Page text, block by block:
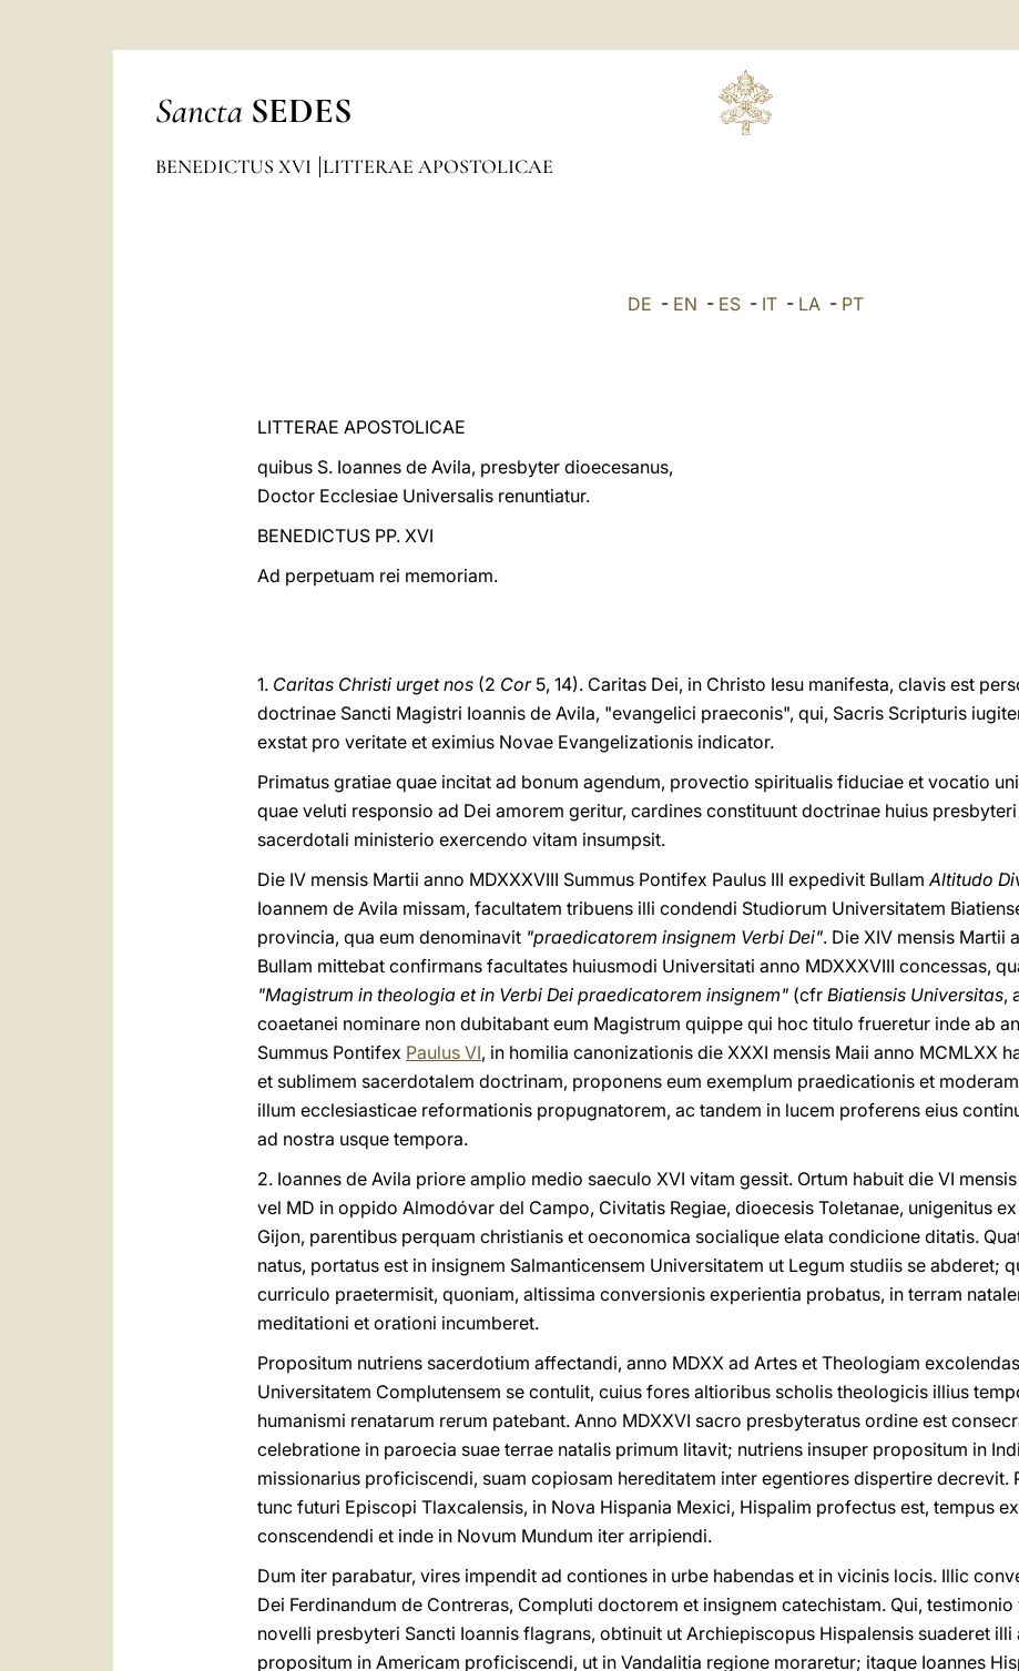
Sancta SEDES
BENEDICTUS XVI LITTERAE APOSTOLICAE
DE - EN - ES- IT- LA- PT
LITTERAE APOSTOLICAE
quibus S. Ioannes de Avila, presbyter dioecesanus,
Doctor Ecclesiae Universalis renuntiatur.
BENEDICTUS PP. XVI
Ad perpetuam rei memoriam.
1. Caritas Christi urget nos (2 Cor5, 14). Caritas Dei, in Christo Iesu manifesta, clavis est
doctrinae Sancti Magistri Ioannis de Avila, "evangelici praeconis", qui, Sacris Scripturis
exstat pro veritate et eximius Novae Evangelizationis indicator.
Primatus gratiae quae incitat ad bonum agendum, provectio spiritualis fiduciae et vocatio
quae veluti responsio ad Dei amorem geritur, cardines constituunt doctrinae huius
sacerdotali ministerio exercendo vitam insumpsit.
Die IV mensis Martii anno MDXXXVIII Summus Pontifex Paulus III expedivit BullamAltitudo
Ioannem de Avila missam, facultatem tribuens illi condendi Studiorum Universitatem
provincia, qua eum denominavit "praedicatorem insignem Verbi Dei". Die XIV mensis Martii
Bullam mittebat confirmans facultates huiusmodi Universitati anno MDXXXVIII concessas,
"Magistrum in theologia et in Verbi Dei praedicatorem insignem" (cfr Biatiensis Universitas,
coaetanei nominare non dubitabant eum Magistrum quippe qui hoc titulo frueretur inde ab
Summus Pontifex Paulus VI, in homilia canonizationis die XXXI mensis Maii anno MCMLXX
et sublimem sacerdotalem doctrinam, proponens eum exemplum praedicationis et
illum ecclesiasticae reformationis propugnatorem, ac tandem in lucem proferens eius
ad nostra usque tempora.
2. Ioannes de Avila priore amplio medio saeculo XVI vitam gessit. Ortum habuit die VI
vel MD in oppido Almodóvar del Campo, Civitatis Regiae, dioecesis Toletanae, unigenitus
Gijon, parentibus perquam christianis et oeconomica socialique elata condicione ditatis.
natus, portatus est in insignem Salmanticensem Universitatem ut Legum studiis se abderet;
curriculo praetermisit, quoniam, altissima conversionis experientia probatus, in terram
meditationi et orationi incumberet.
Propositum nutriens sacerdotium affectandi, anno MDXX ad Artes et Theologiam
Universitatem Complutensem se contulit, cuius fores altioribus scholis theologicis illius
humanismi renatarum rerum patebant. Anno MDXXVI sacro presbyteratus ordine est
celebratione in paroecia suae terrae natalis primum litavit; nutriens insuper propositum in
missionarius proficiscendi, suam copiosam hereditatem inter egentiores dispertire decrevit.
tunc futuri Episcopi Tlaxcalensis, in Nova Hispania Mexici, Hispalim profectus est, tempus
conscendendi et inde in Novum Mundum iter arripiendi.
Dum iter parabatur, vires impendit ad contiones in urbe habendas et in vicinis locis. Illic
Dei Ferdinandum de Contreras, Compluti doctorem et insignem catechistam. Qui,
novelli presbyteri Sancti Ioannis flagrans, obtinuit ut Archiepiscopus Hispalensis suaderet illi
propositum in Americam proficiscendi, ut in Vandalitia regione moraretur; itaque Ioannes